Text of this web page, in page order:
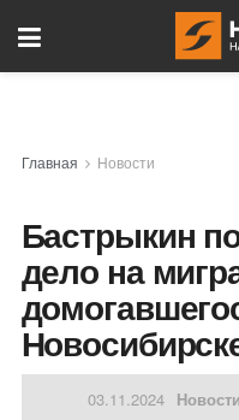
Главная Новости
Бастрыкин
дело на
03.11.2024 Новости